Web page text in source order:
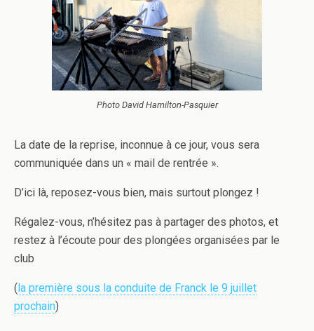
Photo David Hamilton-Pasquier
La date de la reprise, inconnue à ce jour, vous sera
communiquée dans un « mail de rentrée ».
D’ici là, reposez-vous bien, mais surtout plongez !
Régalez-vous, n’hésitez pas à partager des photos, et
restez à l’écoute pour des plongées organisées par le
club
(la première sous la conduite de Franck le 9 juillet
prochain)